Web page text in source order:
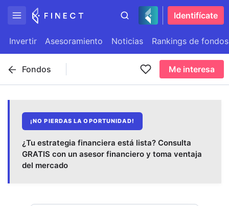
Identifícate
Invertir Asesoramiento Noticias Rankings de fondos
Fondos Me interesa
¡NO PIERDAS LA OPORTUNIDAD!
¿Tu estrategia financiera está lista? Consulta
GRATIS con un asesor financiero y toma ventaja
del mercado